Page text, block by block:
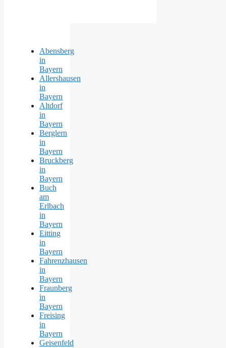
Abensberg
in
Bayern
Allershausen
in
Bayern
Altdorf
in
Bayern
Berglern
in
Bayern
Bruckberg
in
Bayern
Buch
am
Erlbach
in
Bayern
Eitting
in
Bayern
Fahrenzhausen
in
Bayern
Fraunberg
in
Bayern
Freising
in
Bayern
Geisenfeld